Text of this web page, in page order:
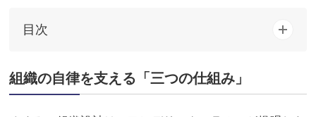
目次
組織の自律を支える「三つの仕組み」